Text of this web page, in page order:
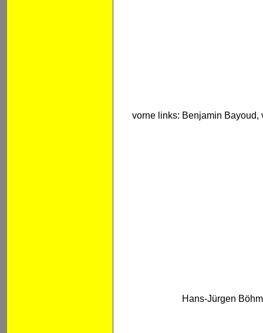
vorne links: Benjamin Bayoud,
Hans-Jürgen